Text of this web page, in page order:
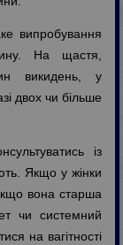
випробування
На щастя,
викидень, у
двох чи більше
із
Якщо у жінки
вона старша
чи системний
на вагітності